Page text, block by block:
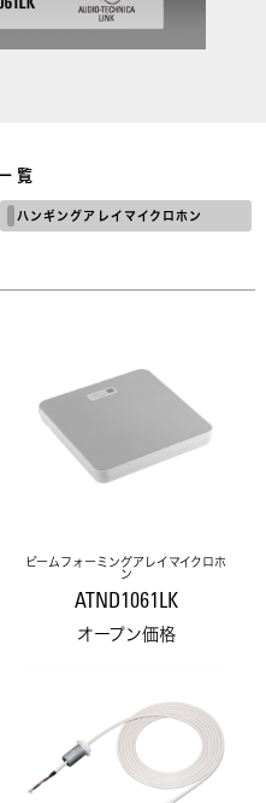
覧
ハンギングアレイマイクロホン
ビームフォーミングアレイマイクロホ
ン
ATND1061LK
オープン価格